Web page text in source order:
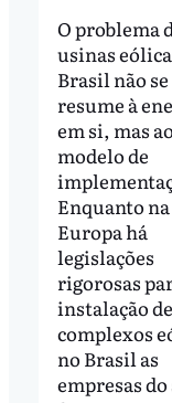
O problema
usinas
Brasil não se
resume à
em si, mas ao
modelo de
Enquanto na
Europa há
legislações
rigorosas
instalação de
complexos
no Brasil as
empresas